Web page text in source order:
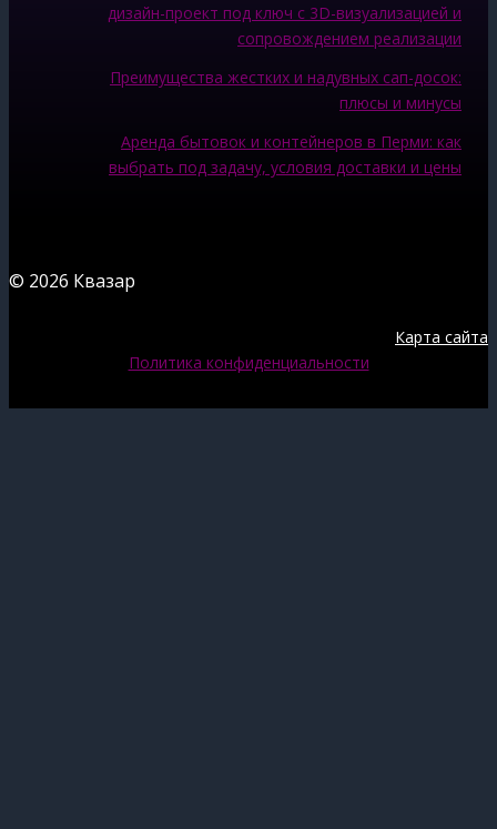
дизайн-проект под ключ с 3D-визуализацией и
сопровождением реализации
Преимущества жестких и надувных сап-досок:
плюсы и минусы
Аренда бытовок и контейнеров в Перми: как
выбрать под задачу, условия доставки и цены
© 2026 Квазар
Карта сайта
Политика конфиденциальности